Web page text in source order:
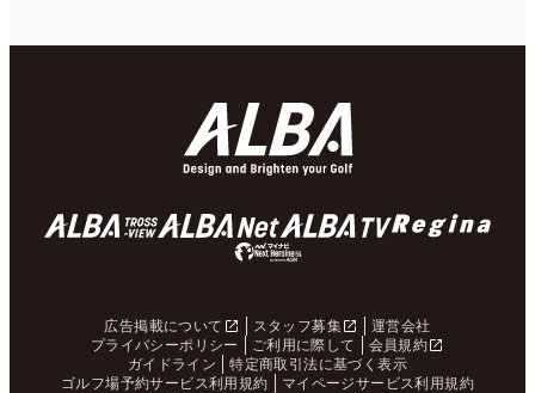
広告掲載について スタッフ募集
運営会社
プライバシーポリシー
ご利用に際して
会員規約
ガイドライン
特定商取引法に基づく表示
ゴルフ場予約サービス利用規約
マイページサービス利用規約